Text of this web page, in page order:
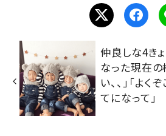
仲良しな4き
なった現在の
い、、」「よ
てになって」